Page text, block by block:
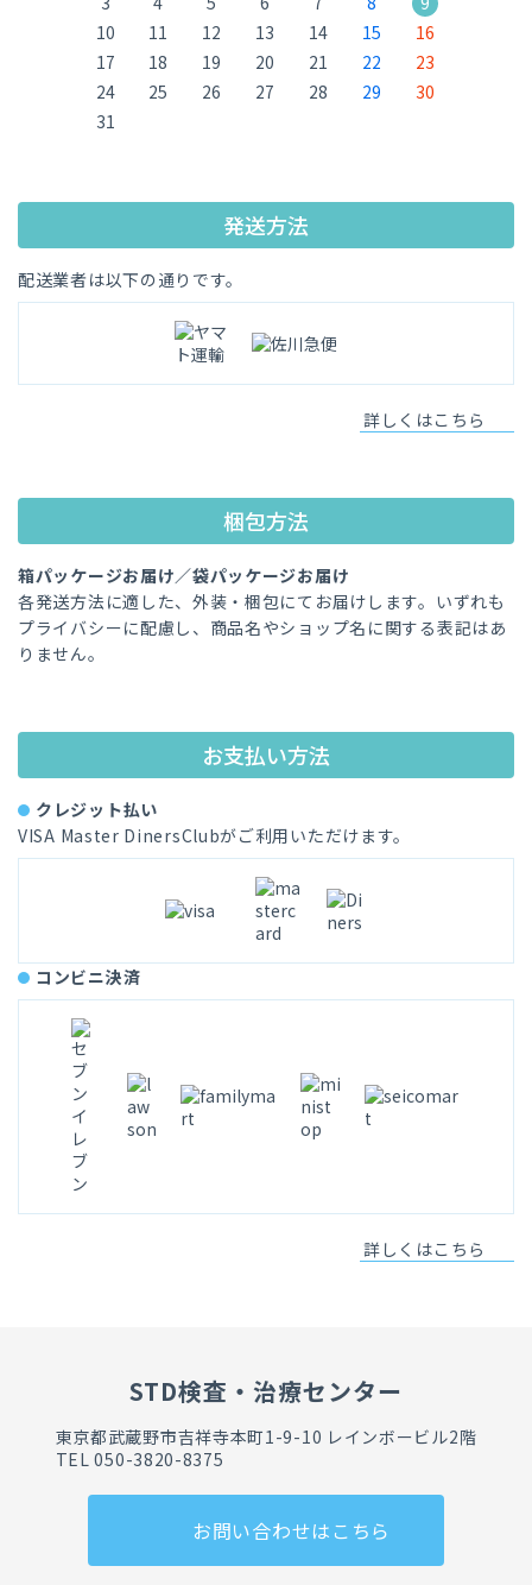
10
11 12 13 14 15
16
17
18 19 20 21 22
23
24
25 26 27 28 29
30
31
発送方法
配送業者は以下の通りです。
詳しくはこちら
梱包方法
箱パッケージお届け／袋パッケージお届け
各発送方法に適した、外装・梱包にてお届けします。いずれも
プライバシーに配慮し、商品名やショップ名に関する表記はあ
りません。
お支払い方法
クレジット払い
VISA Master DinersClubがご利用いただけます。
コンビニ決済
詳しくはこちら
STD検査・治療センター
東京都武蔵野市吉祥寺本町1-9-10 レインボービル2階
TEL 050-3820-8375
お問い合わせはこちら